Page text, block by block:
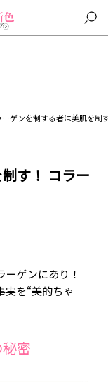
ーゲンを制する者は美肌を制
す！ コラー
ゲンにあり！
実を“美的ちゃ
密